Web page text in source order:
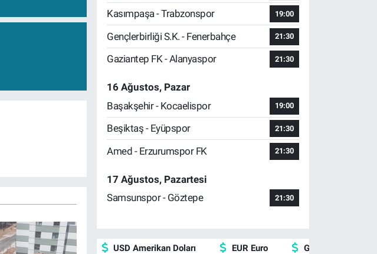
Kasımpaşa - Trabzonspor 19:00
Gençlerbirliği S.K. - Fenerbahçe 21:30
Gaziantep FK - Alanyaspor 21:30
16 Ağustos, Pazar
Başakşehir - Kocaelispor
19:00
Beşiktaş - Eyüpspor 21:30
Amed - Erzurumspor FK 21:30
17 Ağustos, Pazartesi
Samsunspor - Göztepe
21:30
USD Amerikan Doları
EUR Euro
GBP İngiliz